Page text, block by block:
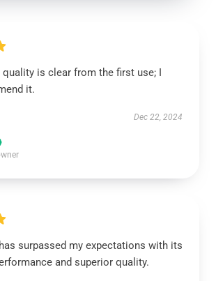
quality is clear from the first use; I
it.
Dec 22, 2024
surpassed my expectations with its
and superior quality.